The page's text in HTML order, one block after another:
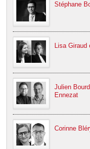
Stéphane
Lisa Giraud
Julien
Ennezat
Corinne